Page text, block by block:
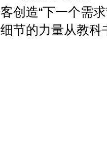
客创造“下一个需
细节的力量从教科